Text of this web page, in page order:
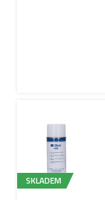
SKLADEM